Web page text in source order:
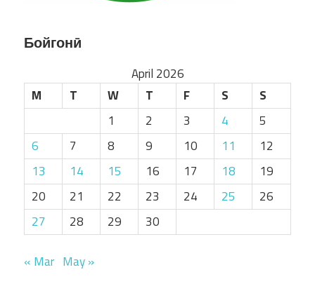
Бойгонӣ
April 2026
M
T W T F S
S
1
2 3 4
5
6
7 8 9 10 11
12
13
14 15 16 17 18
19
20
21 22 23 24 25
26
27
28 29 30
« Mar May »